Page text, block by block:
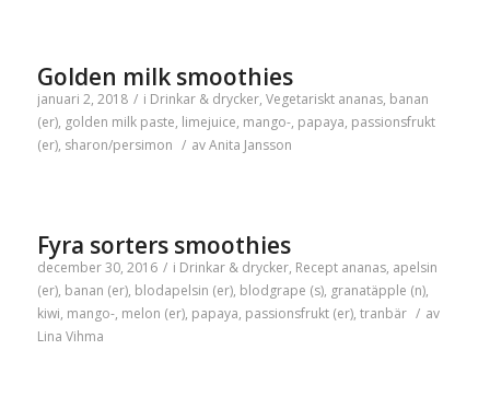
Golden milk smoothies
januari 2, 2018 / i Drinkar & drycker, Vegetariskt ananas, banan
(er), golden milk paste, limejuice, mango-, papaya, passionsfrukt
(er), sharon/persimon / avAnita Jansson
Fyra sorters smoothies
december 30, 2016 / i Drinkar & drycker, Recept ananas, apelsin
(er), banan (er), blodapelsin (er), blodgrape (s), granatäpple (n),
kiwi, mango-, melon (er), papaya, passionsfrukt (er), tranbär / av
Lina Vihma